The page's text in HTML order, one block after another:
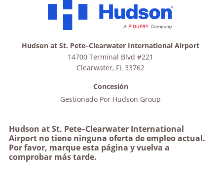
Hudson at St. Pete–Clearwater International
Airport no tiene ninguna oferta de empleo actual.
Por favor, marque esta página y vuelva a
comprobar más tarde.
Hudson at St. Pete–Clearwater International Airport
14700 Terminal Blvd #221
Clearwater, FL 33762
Concesión
Gestionado Por Hudson Group